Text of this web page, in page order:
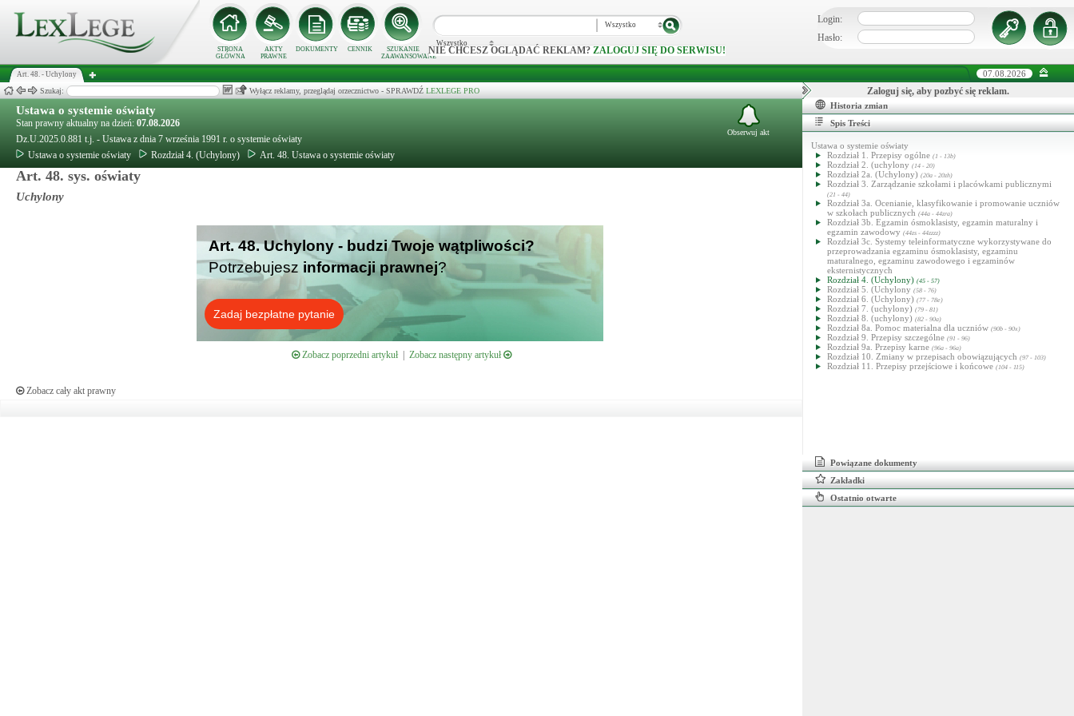
STRONA
GŁÓWNA
AKTY
PRAWNE
DOKUMENTY CENNIK
SZUKANIE
ZAAWANSOWANE
Wszystko
Wszystko
NIE CHCESZ OGLĄDAĆ REKLAM? ZALOGUJ SIĘ DO SERWISU!
Login:
Hasło:
Art. 48. - Uchylony 07.08.2026
Szukaj: Wyłącz reklamy, przeglądaj orzecznictwo - SPRAWDŹ LEXLEGE PRO
Ustawa o systemie oświaty
Stan prawny aktualny na dzień: 07.08.2026
Dz.U.2025.0.881 t.j. - Ustawa z dnia 7 września 1991 r. o systemie oświaty
Ustawa o systemie oświaty
Rozdział 4. (Uchylony) Art. 48. Ustawa o systemie oświaty
Obserwuj akt
Art. 48. sys. oświaty
Uchylony
Art. 48. Uchylony - budzi Twoje wątpliwości?
Potrzebujesz informacji prawnej?
Zadaj bezpłatne pytanie
Zobacz poprzedni artykuł| Zobacz następny artykuł
Zobacz cały akt prawny
Zaloguj się, aby pozbyć się reklam.
Historia zmian
Spis Treści
Ustawa o systemie oświaty
Rozdział 1. Przepisy ogólne (1 - 13b)
Rozdział 2. (uchylony (14 - 20)
Rozdział 2a. (Uchylony) (20a - 20zh)
Rozdział 3. Zarządzanie szkołami i placówkami publicznymi
(21 - 44)
Rozdział 3a. Ocenianie, klasyfikowanie i promowanie uczniów
w szkołach publicznych (44a - 44zra)
Rozdział 3b. Egzamin ósmoklasisty, egzamin maturalny i
egzamin zawodowy (44zs - 44zzzz)
Rozdział 3c. Systemy teleinformatyczne wykorzystywane do
przeprowadzania egzaminu ósmoklasisty, egzaminu
maturalnego, egzaminu zawodowego i egzaminów
eksternistycznych
Rozdział 4. (Uchylony) (45 - 57)
Rozdział 5. (Uchylony (58 - 76)
Rozdział 6. (Uchylony) (77 - 78e)
Rozdział 7. (uchylony) (79 - 81)
Rozdział 8. (uchylony) (82 - 90a)
Rozdział 8a. Pomoc materialna dla uczniów (90b - 90x)
Rozdział 9. Przepisy szczególne (91 - 96)
Rozdział 9a. Przepisy karne (96a - 96a)
Rozdział 10. Zmiany w przepisach obowiązujących (97 - 103)
Rozdział 11. Przepisy przejściowe i końcowe (104 - 115)
Powiązane dokumenty
Zakładki
Ostatnio otwarte